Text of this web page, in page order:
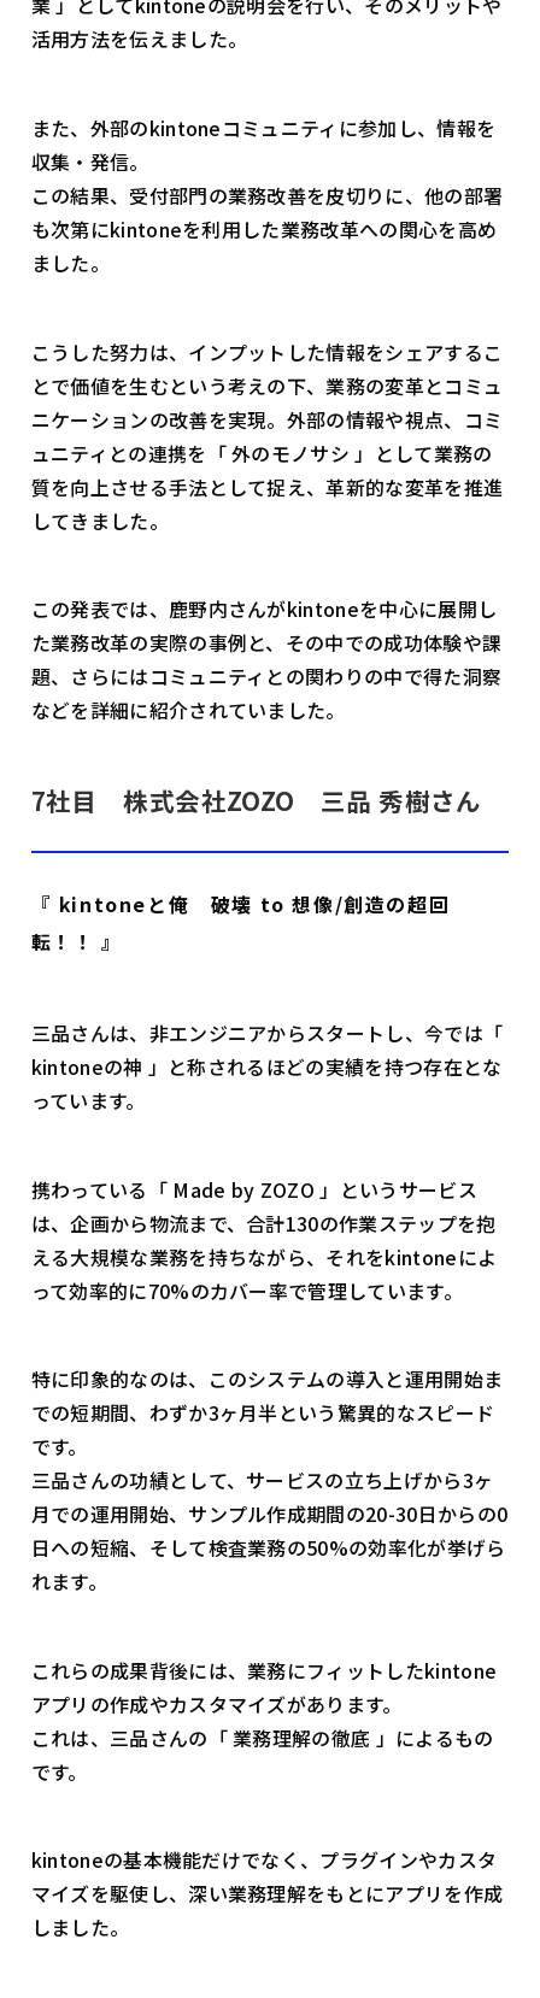
活用方法を伝えました。
また、外部のkintoneコミュニティに参加し、情報を
収集・発信。
この結果、受付部門の業務改善を皮切りに、他の部署
も次第にkintoneを利用した業務改革への関心を高め
ました。
こうした努力は、インプットした情報をシェアするこ
とで価値を生むという考えの下、業務の変革とコミュ
ニケーションの改善を実現。外部の情報や視点、コミ
ュニティとの連携を「 外のモノサシ 」として業務の
質を向上させる手法として捉え、革新的な変革を推進
してきました。
この発表では、鹿野内さんがkintoneを中心に展開し
た業務改革の実際の事例と、その中での成功体験や課
題、さらにはコミュニティとの関わりの中で得た洞察
などを詳細に紹介されていました。
7社目 株式会社ZOZO 三品 秀樹さん
『 kintoneと俺 破壊 to 想像/創造の超回
転！！ 』
三品さんは、非エンジニアからスタートし、今では「
kintoneの神 」と称されるほどの実績を持つ存在とな
っています。
携わっている「 Made by ZOZO 」というサービス
は、企画から物流まで、合計130の作業ステップを抱
える大規模な業務を持ちながら、それをkintoneによ
って効率的に70%のカバー率で管理しています。
特に印象的なのは、このシステムの導入と運用開始ま
での短期間、わずか3ヶ月半という驚異的なスピード
です。
三品さんの功績として、サービスの立ち上げから3ヶ
月での運用開始、サンプル作成期間の20-30日からの0
日への短縮、そして検査業務の50%の効率化が挙げら
れます。
これらの成果背後には、業務にフィットしたkintone
アプリの作成やカスタマイズがあります。
これは、三品さんの「 業務理解の徹底 」によるもの
です。
kintoneの基本機能だけでなく、プラグインやカスタ
マイズを駆使し、深い業務理解をもとにアプリを作成
しました。